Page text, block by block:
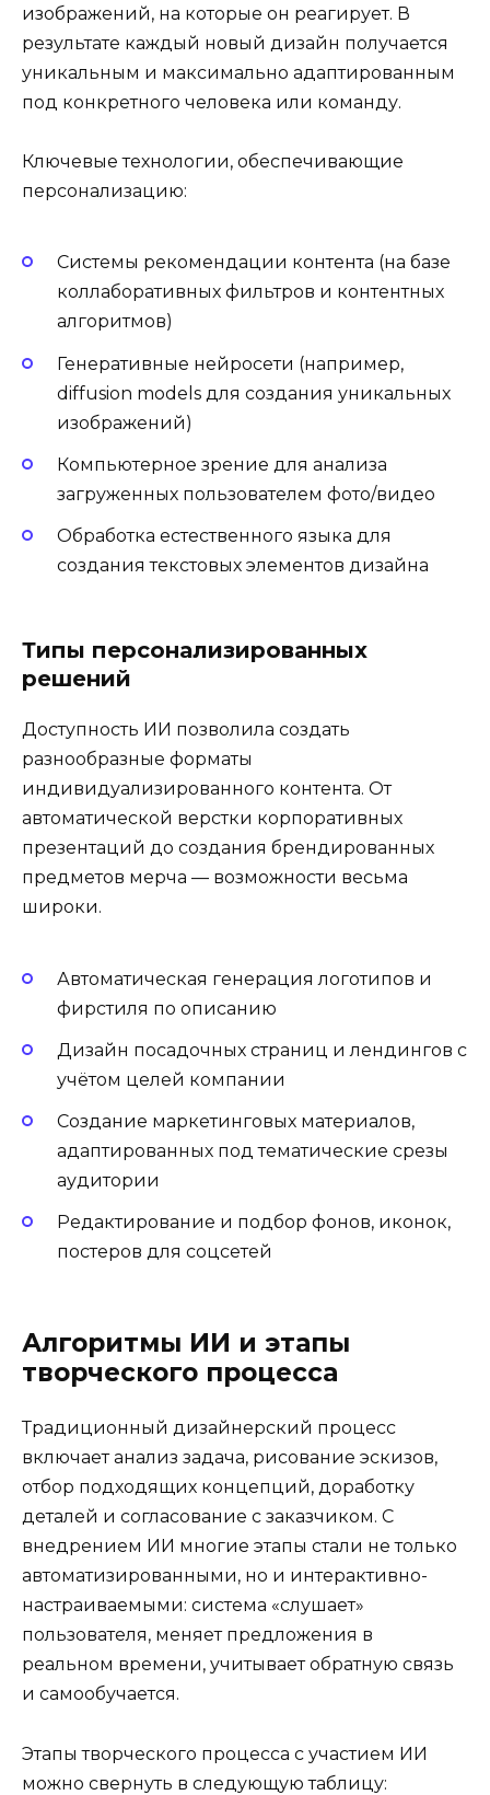
изображений, на которые он реагирует. В
результате каждый новый дизайн получается
уникальным и максимально адаптированным
под конкретного человека или команду.
Ключевые технологии, обеспечивающие
персонализацию:
Системы рекомендации контента (на базе
коллаборативных фильтров и контентных
алгоритмов)
Генеративные нейросети (например,
diffusion models для создания уникальных
изображений)
Компьютерное зрение для анализа
загруженных пользователем фото/видео
Обработка естественного языка для
создания текстовых элементов дизайна
Типы персонализированных
решений
Доступность ИИ позволила создать
разнообразные форматы
индивидуализированного контента. От
автоматической верстки корпоративных
презентаций до создания брендированных
предметов мерча — возможности весьма
широки.
Автоматическая генерация логотипов и
фирстиля по описанию
Дизайн посадочных страниц и лендингов с
учётом целей компании
Создание маркетинговых материалов,
адаптированных под тематические срезы
аудитории
Редактирование и подбор фонов, иконок,
постеров для соцсетей
Алгоритмы ИИ и этапы
творческого процесса
Традиционный дизайнерский процесс
включает анализ задача, рисование эскизов,
отбор подходящих концепций, доработку
деталей и согласование с заказчиком. С
внедрением ИИ многие этапы стали не только
автоматизированными, но и интерактивно-
настраиваемыми: система «слушает»
пользователя, меняет предложения в
реальном времени, учитывает обратную связь
и самообучается.
Этапы творческого процесса с участием ИИ
можно свернуть в следующую таблицу: